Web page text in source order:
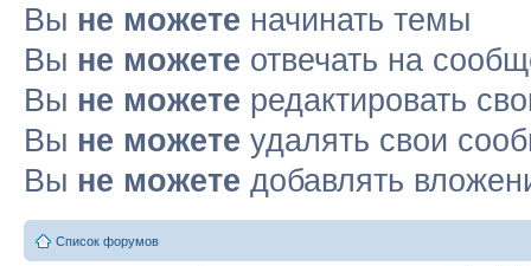
Вы не можете начинать темы
Вы не можете отвечать на
Вы не можете редактировать
Вы не можете удалять свои
Вы не можете добавлять
Список форумов